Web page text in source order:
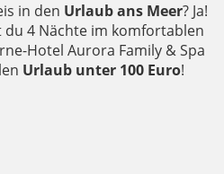
in den Urlaub ans Meer? Ja!
4 Nächte im komfortablen
Hotel Aurora Family & Spa
Urlaub unter 100 Euro!